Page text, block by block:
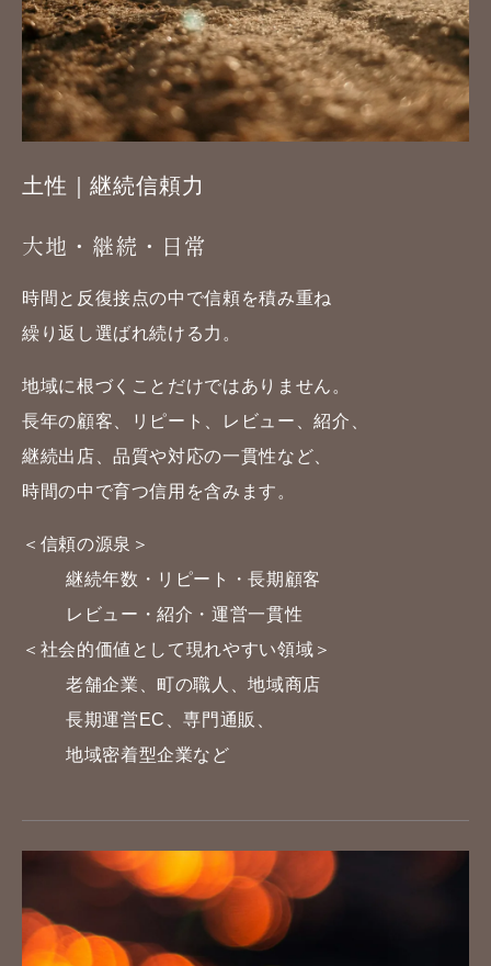
土性｜継続信頼力
大地・継続・日常
時間と反復接点の中で信頼を積み重ね
繰り返し選ばれ続ける力。
地域に根づくことだけではありません。
長年の顧客、リピート、レビュー、紹介、
継続出店、品質や対応の一貫性など、
時間の中で育つ信用を含みます。
＜信頼の源泉＞
継続年数・リピート・長期顧客
レビュー・紹介・運営一貫性
＜社会的価値として現れやすい領域＞
老舗企業、町の職人、地域商店
長期運営EC、専門通販、
地域密着型企業など